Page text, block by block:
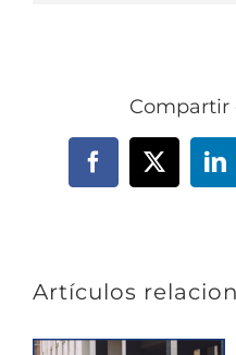
Compartir
Facebook
X
Artículos